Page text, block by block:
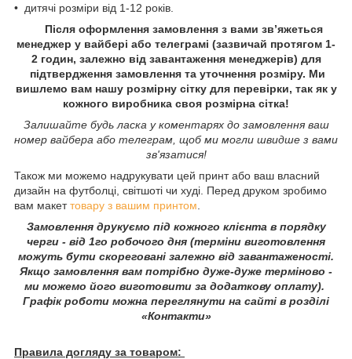
• дитячі розміри від 1-12 років.
Після оформлення замовлення з вами зв’яжеться
менеджер у вайбері або телеграмі (зазвичай протягом 1-
2 годин, залежно від завантаження менеджерів) для
підтвердження замовлення та уточнення розміру. Ми
вишлемо вам нашу розмірну сітку для перевірки, так як у
кожного виробника своя розмірна сітка!
Залишайте будь ласка у коментарях до замовлення ваш
номер вайбера або телеграм, щоб ми могли швидше з вами
зв'язатися!
Також ми можемо надрукувати цей принт або ваш власний
дизайн на футболці, світшоті чи худі. Перед друком зробимо
вам макеттовару з вашим принтом
Замовлення друкуємо під кожного клієнта в порядку
черги - від 1го робочого дня (терміни виготовлення
можуть бути скореговані залежно від завантаженості.
Якщо замовлення вам потрібно дуже-дуже терміново -
ми можемо його виготовити за додаткову оплату).
Графік роботи можна переглянути на сайті в розділі
«Контакти»
Правила догляду за товаром: